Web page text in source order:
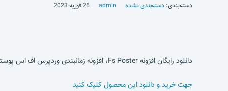
دسته‌بندی: دسته‌بندی نشده admin 26 فوریه 2023
دانلود رایگان افزونه Fs Poster، افزونه زمانبندی وردپرس اف اس پوستر
جهت خرید و دانلود این محصول کلیک کنید